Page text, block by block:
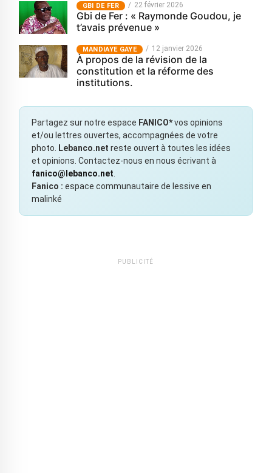
GBI DE FER 22 février 2026
Gbi de Fer : « Raymonde Goudou, je
t’avais prévenue »
MANDIAYE GAYE 12 janvier 2026
À propos de la révision de la
constitution et la réforme des
institutions.
Partagez sur notre espace FANICO*vos opinions
et/ou lettres ouvertes, accompagnées de votre
photo.
Lebanco.net reste ouvert à toutes les idées
et opinions. Contactez-nous en nous écrivant à
fanico@lebanco.net
Fanico : espace communautaire de lessive en
malinké
PUBLICITÉ